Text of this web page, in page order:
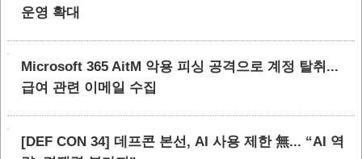
운영 확대
Microsoft 365 AitM 악용 피싱 공격으로 계정 탈취...
급여 관련 이메일 수집
[DEF CON 34] 데프콘 본선, AI 사용 제한 無... “AI 역